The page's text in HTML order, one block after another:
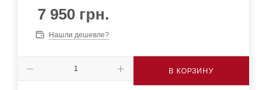
7 950 грн.
Нашли дешевле?
В КОРЗИНУ